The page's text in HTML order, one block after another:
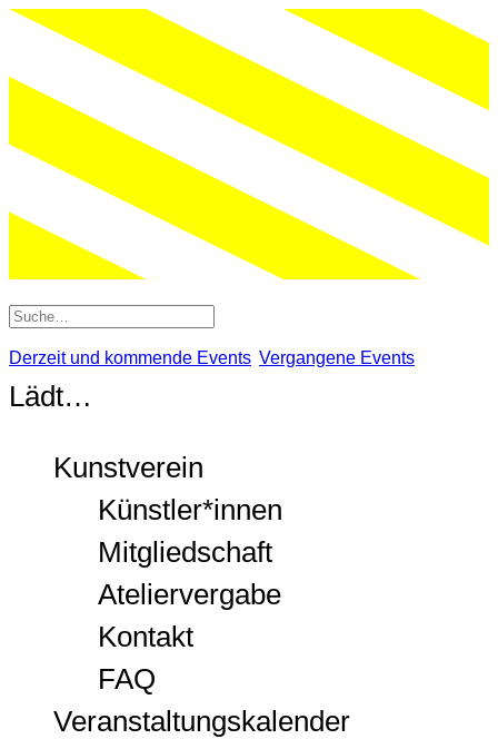
Derzeit und kommende Events Vergangene Events
Lädt…
Kunstverein
Künstler*innen
Mitgliedschaft
Ateliervergabe
Kontakt
FAQ
Veranstaltungskalender